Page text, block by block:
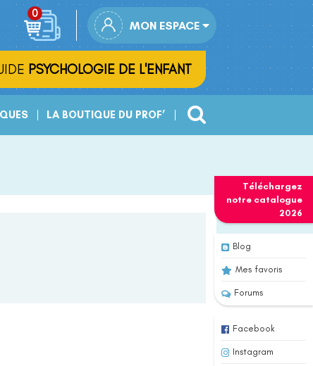
Téléchargez
notre catalogue
2026
Blog
Mes favoris
Forums
Facebook
Instagram
MON ESPACE
PSYCHOLOGIE DE L'ENFANT
LA BOUTIQUE DU PROF’